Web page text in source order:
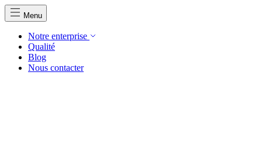
Menu
Notre enterprise
Qualité
Blog
Nous contacter